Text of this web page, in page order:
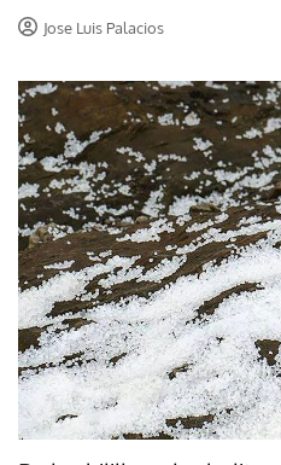
Jose Luis Palacios